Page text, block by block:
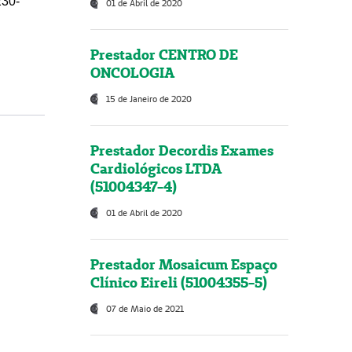
01 de Abril de 2020
Prestador CENTRO DE
ONCOLOGIA
15 de Janeiro de 2020
Prestador Decordis Exames
Cardiológicos LTDA
(51004347-4)
01 de Abril de 2020
Prestador Mosaicum Espaço
Clínico Eireli (51004355-5)
07 de Maio de 2021